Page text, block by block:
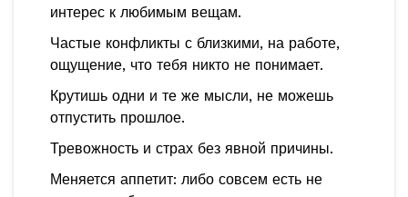
интерес к любимым вещам.
Частые конфликты с близкими, на работе,
ощущение, что тебя никто не понимает.
Крутишь одни и те же мысли, не можешь
отпустить прошлое.
Тревожность и страх без явной причины.
Меняется аппетит: либо совсем есть не